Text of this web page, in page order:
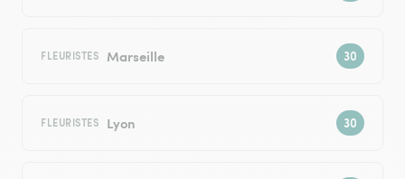
FLEURISTES Marseille
FLEURISTES Lyon